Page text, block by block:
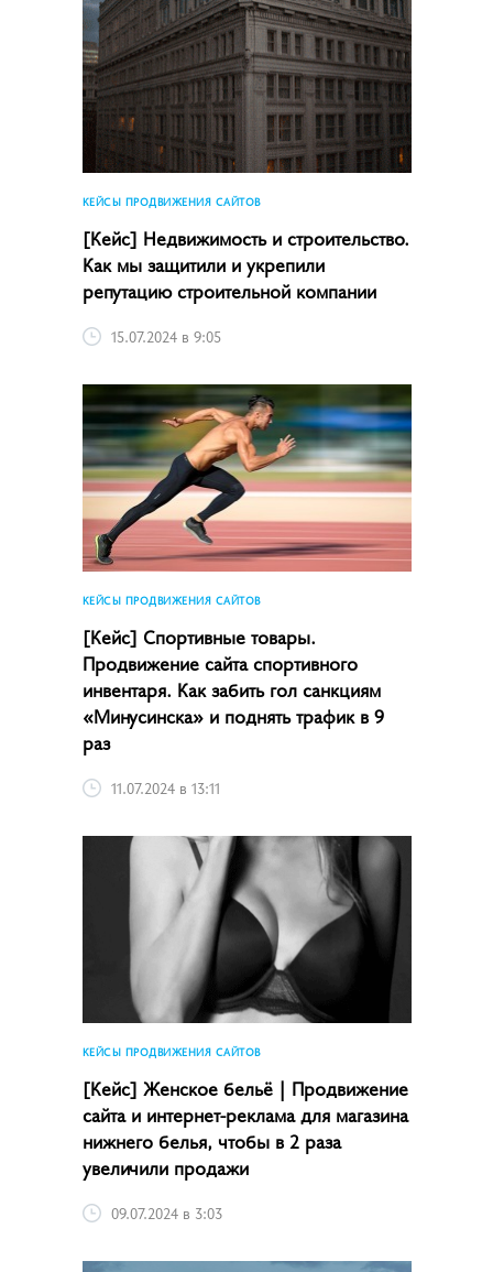
КЕЙСЫ ПРОДВИЖЕНИЯ САЙТОВ
[Кейс] Недвижимость и строительство.
Как мы защитили и укрепили
репутацию строительной компании
15.07.2024 в 9:05
КЕЙСЫ ПРОДВИЖЕНИЯ САЙТОВ
[Кейс] Спортивные товары.
Продвижение сайта спортивного
инвентаря. Как забить гол санкциям
«Минусинска» и поднять трафик в 9
раз
11.07.2024 в 13:11
КЕЙСЫ ПРОДВИЖЕНИЯ САЙТОВ
[Кейс] Женское бельё | Продвижение
сайта и интернет-реклама для магазина
нижнего белья, чтобы в 2 раза
увеличили продажи
09.07.2024 в 3:03